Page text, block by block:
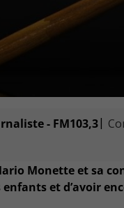
- FM103,3|
Monette et sa
enfants et d’avoir